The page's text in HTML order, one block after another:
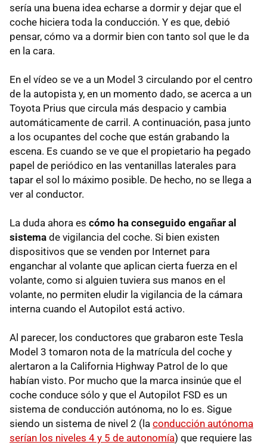
sería una buena idea echarse a dormir y dejar que el
coche hiciera toda la conducción. Y es que, debió
pensar, cómo va a dormir bien con tanto sol que le da
en la cara.
En el vídeo se ve a un Model 3 circulando por el centro
de la autopista y, en un momento dado, se acerca a un
Toyota Prius que circula más despacio y cambia
automáticamente de carril. A continuación, pasa junto
a los ocupantes del coche que están grabando la
escena. Es cuando se ve que el propietario ha pegado
papel de periódico en las ventanillas laterales para
tapar el sol lo máximo posible. De hecho, no se llega a
ver al conductor.
La duda ahora es cómo ha conseguido engañar al
sistema de vigilancia del coche. Si bien existen
dispositivos que se venden por Internet para
enganchar al volante que aplican cierta fuerza en el
volante, como si alguien tuviera sus manos en el
volante, no permiten eludir la vigilancia de la cámara
interna cuando el Autopilot está activo.
Al parecer, los conductores que grabaron este Tesla
Model 3 tomaron nota de la matrícula del coche y
alertaron a la California Highway Patrol de lo que
habían visto. Por mucho que la marca insinúe que el
coche conduce sólo y que el Autopilot FSD es un
sistema de conducción autónoma, no lo es. Sigue
siendo un sistema de nivel 2 (la conducción autónoma
serían los niveles 4 y 5 de autonomía) que requiere las